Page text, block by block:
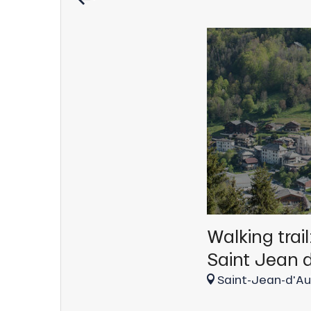
Walking
Saint Jean
Saint-Jean-